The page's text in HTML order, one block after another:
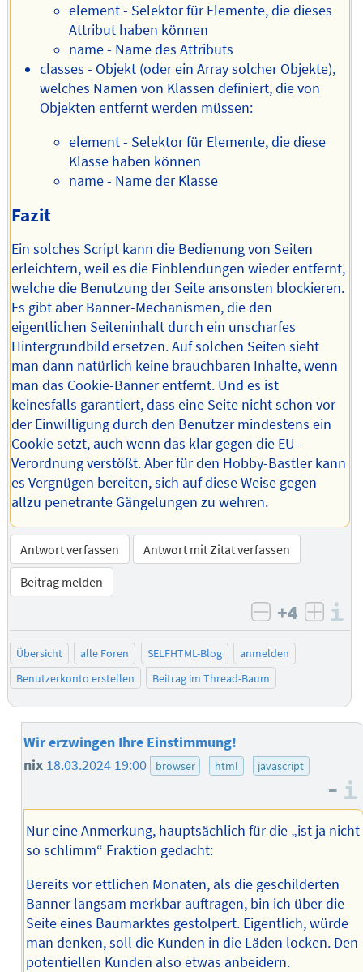
element - Selektor für Elemente, die dieses
Attribut haben können
name - Name des Attributs
classes - Objekt (oder ein Array solcher Objekte),
welches Namen von Klassen definiert, die von
Objekten entfernt werden müssen:
element - Selektor für Elemente, die diese
Klasse haben können
name - Name der Klasse
Fazit
Ein solches Script kann die Bedienung von Seiten
erleichtern, weil es die Einblendungen wieder entfernt,
welche die Benutzung der Seite ansonsten blockieren.
Es gibt aber Banner-Mechanismen, die den
eigentlichen Seiteninhalt durch ein unscharfes
Hintergrundbild ersetzen. Auf solchen Seiten sieht
man dann natürlich keine brauchbaren Inhalte, wenn
man das Cookie-Banner entfernt. Und es ist
keinesfalls garantiert, dass eine Seite nicht schon vor
der Einwilligung durch den Benutzer mindestens ein
Cookie setzt, auch wenn das klar gegen die EU-
Verordnung verstößt. Aber für den Hobby-Bastler kann
es Vergnügen bereiten, sich auf diese Weise gegen
allzu penetrante Gängelungen zu wehren.
Antwort verfassen
Antwort mit Zitat verfassen
Beitrag melden
negativ
+4
Übersicht alle Foren SELFHTML-Blog
anmelden
Benutzerkonto erstellen
Beitrag im Thread-Baum
Wir erzwingen Ihre Einstimmung!
nix 18.03.2024 19:00 browser html javascript
–
Nur eine Anmerkung, hauptsächlich für die „ist ja nicht
so schlimm“ Fraktion gedacht:
Bereits vor ettlichen Monaten, als die geschilderten
Banner langsam merkbar auftragen, bin ich über die
Seite eines Baumarktes gestolpert. Eigentlich, würde
man denken, soll die Kunden in die Läden locken. Den
potentiellen Kunden also etwas anbeidern.